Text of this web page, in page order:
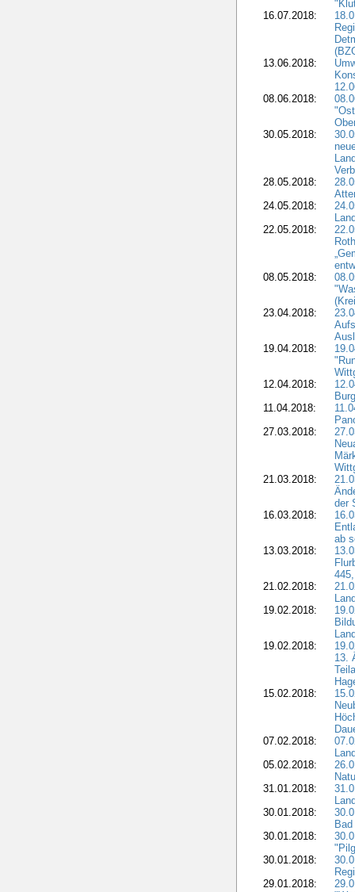
16.07.2018:
13.06.2018:
08.06.2018:
30.05.2018:
28.05.2018:
24.05.2018:
22.05.2018:
08.05.2018:
23.04.2018:
19.04.2018:
12.04.2018:
11.04.2018:
27.03.2018:
21.03.2018:
der
16.03.2018:
ab
13.03.2018:
21.02.2018:
19.02.2018:
19.02.2018:
13.
15.02.2018:
07.02.2018:
05.02.2018:
31.01.2018:
30.01.2018:
30.01.2018:
30.01.2018:
29.01.2018: